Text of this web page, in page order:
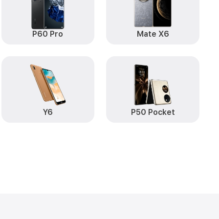
Заказать
Huawei Заказать
Y91 Huawei Заказать
Заказать
Y91 Huawei
P60 Pro Mate X6
Y6 P50 Pocket